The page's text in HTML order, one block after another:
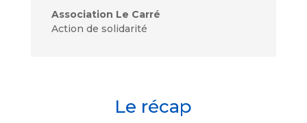
Association Le Carré
Action de solidarité
Le récap